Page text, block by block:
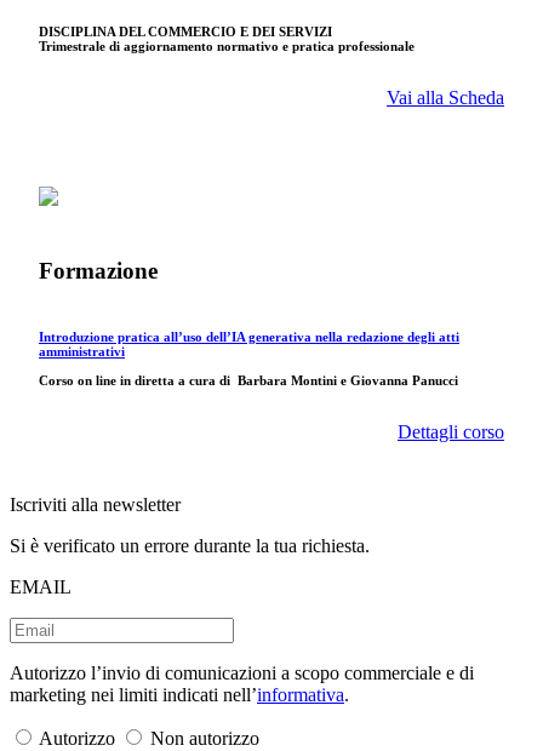
DISCIPLINA DEL COMMERCIO E DEI SERVIZI
Trimestrale di aggiornamento normativo e pratica professionale
Vai alla Scheda
Formazione
Introduzione pratica all’uso dell’IA generativa nella redazione degli atti
amministrativi
Corso on line in diretta a cura di Barbara Montini e Giovanna Panucci
Dettagli corso
Iscriviti alla newsletter
Si è verificato un errore durante la tua richiesta.
EMAIL
Autorizzo l’invio di comunicazioni a scopo commerciale e di
marketing nei limiti indicati nell’informativa.
Autorizzo
Non autorizzo